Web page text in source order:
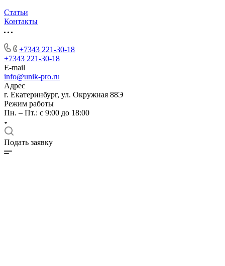
Статьи
Контакты
+7343 221-30-18
+7343 221-30-18
E-mail
info@unik-pro.ru
Адрес
г. Екатеринбург, ул. Окружная 88Э
Режим работы
Пн. – Пт.: с 9:00 до 18:00
Подать заявку